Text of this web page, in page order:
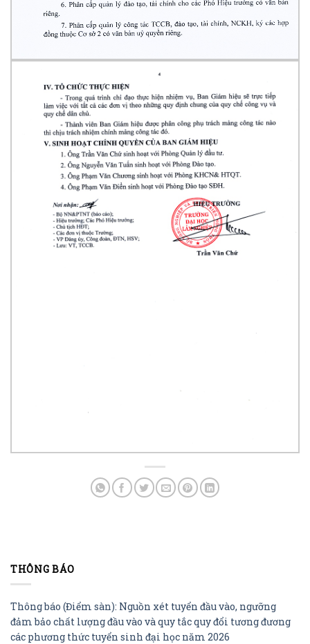
THÔNG BÁO
Thông báo (Điểm sàn): Nguồn xét tuyển đầu vào, ngưỡng
đảm bảo chất lượng đầu vào và quy tắc quy đổi tương đương
các phương thức tuyển sinh đại học năm 2026